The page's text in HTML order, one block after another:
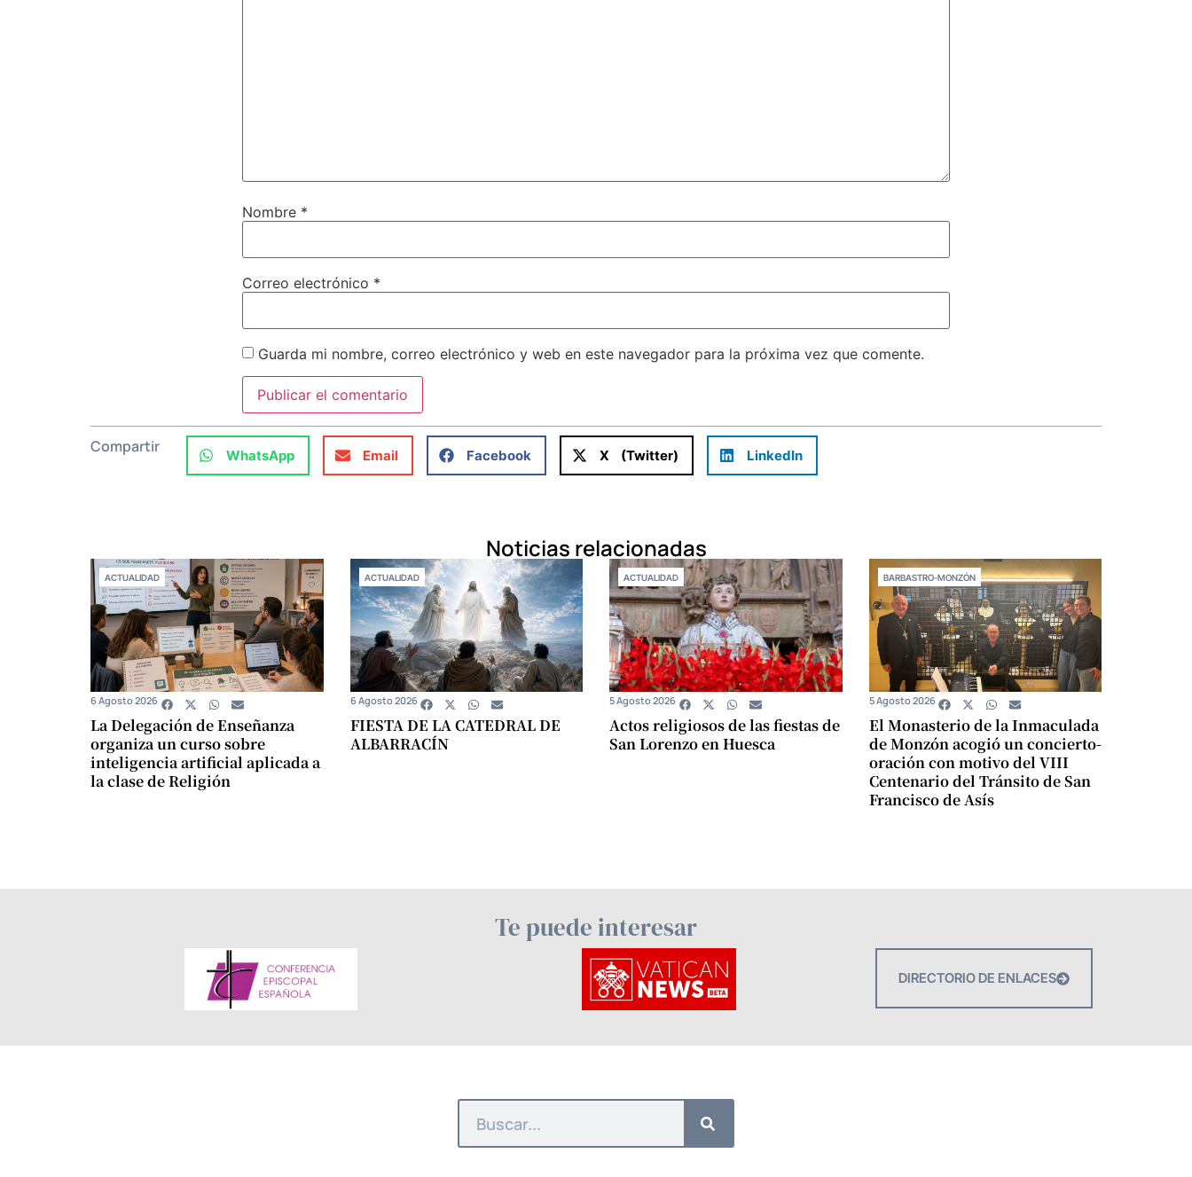
Nombre *
Correo electrónico *
Guarda mi nombre, correo electrónico y web en este navegador para la próxima vez que comente.
Compartir WhatsApp Email Facebook X (Twitter) LinkedIn
Noticias relacionadas
ACTUALIDAD
La Delegación de Enseñanza
organiza un curso sobre
inteligencia artificial aplicada a
la clase de Religión
6 Agosto 2026
ACTUALIDAD
FIESTA DE LA CATEDRAL DE
ALBARRACÍN
6 Agosto 2026
ACTUALIDAD
Actos religiosos de las fiestas de
San Lorenzo en Huesca
5 Agosto 2026
BARBASTRO-MONZÓN
El Monasterio de la Inmaculada
de Monzón acogió un concierto-
oración con motivo del VIII
Centenario del Tránsito de San
Francisco de Asís
5 Agosto 2026
Te puede interesar
DIRECTORIO DE ENLACES